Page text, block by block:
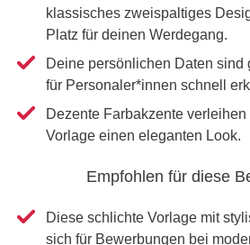
klassisches zweispaltiges
Platz für deinen Werdegang.
Deine persönlichen Daten sind
für Personaler*innen schnell
Dezente Farbakzente
Vorlage einen eleganten Look.
Empfohlen für diese
Diese schlichte Vorlage mit
sich für Bewerbungen bei